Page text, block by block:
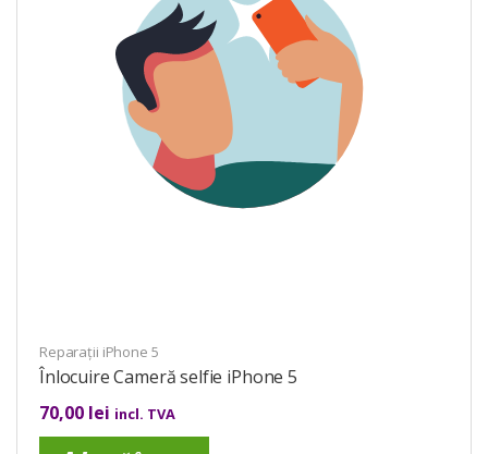
Reparații iPhone 5
Înlocuire Cameră selfie iPhone 5
70,00 lei incl. TVA